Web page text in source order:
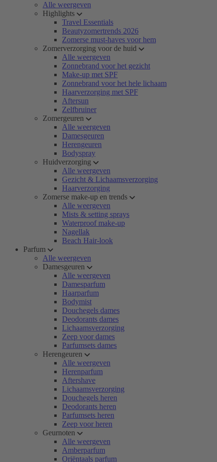
Alle weergeven
Highlights
Travel Essentials
Beautyzomertrends 2026
Zomerse must-haves voor hem
Zomerverzorging voor de huid
Alle weergeven
Zonnebrand voor het gezicht
Make-up met SPF
Zonnebrand voor het hele lichaam
Haarverzorging met SPF
Aftersun
Zelfbruiner
Zomergeuren
Alle weergeven
Damesgeuren
Herengeuren
Bodyspray
Huidverzorging
Alle weergeven
Gezicht & Lichaamsverzorging
Haarverzorging
Zomerse make-up en trends
Alle weergeven
Mists & setting sprays
Waterproof make-up
Nagellak
Beach Hair-look
Parfum
Alle weergeven
Damesgeuren
Alle weergeven
Damesparfum
Haarparfum
Bodymist
Douchegels dames
Deodorants dames
Lichaamsverzorging
Zeep voor dames
Parfumsets dames
Herengeuren
Alle weergeven
Herenparfum
Aftershave
Lichaamsverzorging
Douchegels heren
Deodorants heren
Parfumsets heren
Zeep voor heren
Geurnoten
Alle weergeven
Amberparfum
Oriëntaals parfum